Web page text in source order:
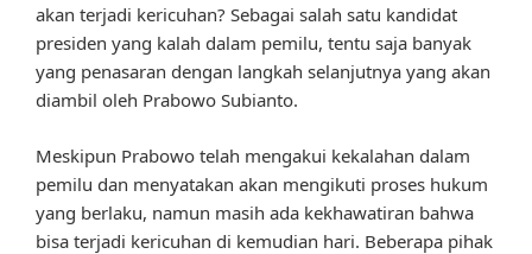
akan terjadi kericuhan? Sebagai salah satu kandidat
presiden yang kalah dalam pemilu, tentu saja banyak
yang penasaran dengan langkah selanjutnya yang akan
diambil oleh Prabowo Subianto.
Meskipun Prabowo telah mengakui kekalahan dalam
pemilu dan menyatakan akan mengikuti proses hukum
yang berlaku, namun masih ada kekhawatiran bahwa
bisa terjadi kericuhan di kemudian hari. Beberapa pihak